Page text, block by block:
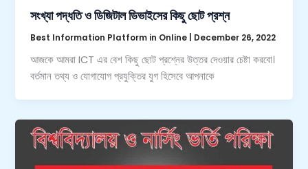
সংখ্যা পদ্ধতি ও ডিজিটাল ডিভাইসের কিছু ছোট প্রশ্ন
Best Information Platform in Online December 26, 2022
আজকে আমরা ICT এর বেশ কিছু ছোট প্রশ্নের উত্তর দেওয়ার চেষ্টা করবো।
বর্তমান তথ্য ও যোগাযোগ প্রযুক্তির যুগ হিসেবে আপনাকে